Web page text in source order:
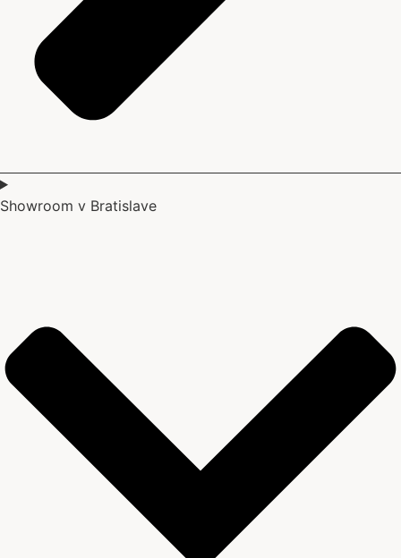
Showroom v Bratislave